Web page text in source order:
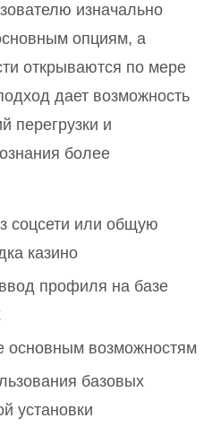
изначально
опциям, а
открываются по мере
дает возможность
перегрузки и
более
соцсети или общую
казино
профиля на базе
основным возможностям
базовых
установки